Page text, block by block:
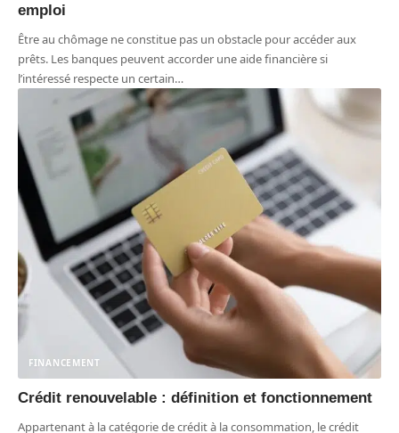
emploi
Être au chômage ne constitue pas un obstacle pour accéder aux
prêts. Les banques peuvent accorder une aide financière si
l’intéressé respecte un certain…
FINANCEMENT
Crédit renouvelable : définition et fonctionnement
Appartenant à la catégorie de crédit à la consommation, le crédit